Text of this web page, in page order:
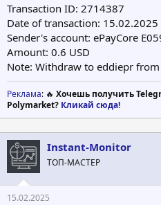
Transaction ID: 2714387
Date of transaction: 15.02.2025
Sender's account: ePayCore
Amount: 0.6 USD
Note: Withdraw to eddiepr
Реклама: 🔥 Хочешь получить
Polymarket? Кликай сюда!
Instant-Monitor
ТОП-МАСТЕР
15.02.2025